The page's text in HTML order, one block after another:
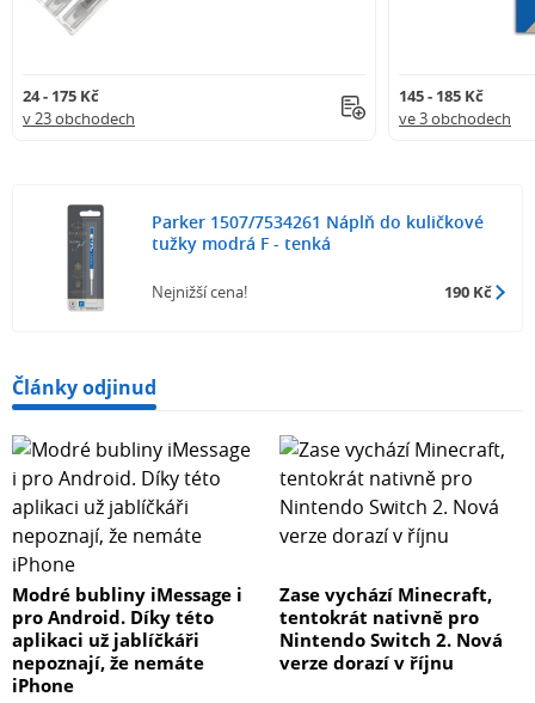
24 - 175 Kč
v 23 obchodech
145 - 185 Kč
ve 3 obchodech
Parker 1507/7534261 Náplň do kuličkové
tužky modrá F - tenká
Nejnižší cena! 190 Kč
Články odjinud
Modré bubliny iMessage i
pro Android. Díky této
aplikaci už jablíčkáři
nepoznají, že nemáte
iPhone
Zase vychází Minecraft,
tentokrát nativně pro
Nintendo Switch 2. Nová
verze dorazí v říjnu